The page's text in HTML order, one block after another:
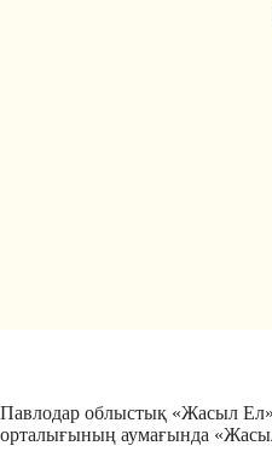
Павлодар облыстық «Жасыл Ел»
орталығының аумағында «Жасыл